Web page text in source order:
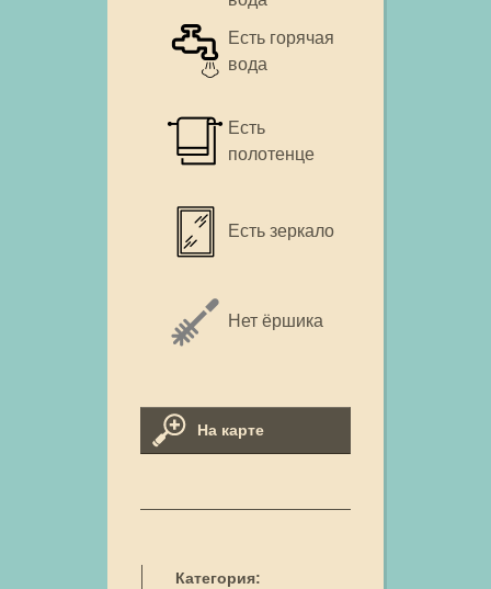
Есть горячая
вода
Есть
полотенце
Есть зеркало
Нет ёршика
На карте
Категория: